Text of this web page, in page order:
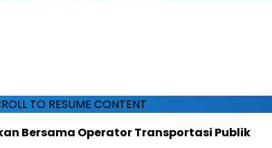
TO RESUME CONTENT
Bersama Operator Transportasi Publik